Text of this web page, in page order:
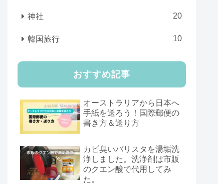
神社 20
韓国旅行 10
おすすめ記事
オーストラリアから日本へ
手紙を送ろう！国際郵便の
書き方＆送り方
カビ臭いバリスタを湯垢洗
浄しました。洗浄剤は市販
のクエン酸で代用してみ
た。